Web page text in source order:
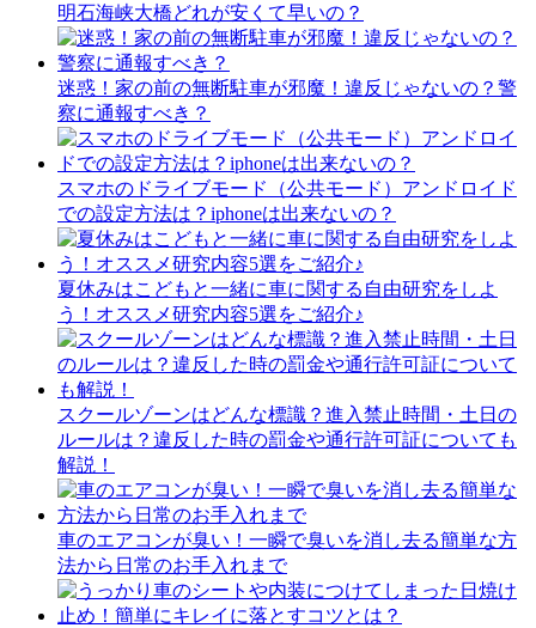
明石海峡大橋どれが安くて早いの？
迷惑！家の前の無断駐車が邪魔！違反じゃないの？警
察に通報すべき？
スマホのドライブモード（公共モード）アンドロイド
での設定方法は？iphoneは出来ないの？
夏休みはこどもと一緒に車に関する自由研究をしよ
う！オススメ研究内容5選をご紹介♪
スクールゾーンはどんな標識？進入禁止時間・土日の
ルールは？違反した時の罰金や通行許可証についても
解説！
車のエアコンが臭い！一瞬で臭いを消し去る簡単な方
法から日常のお手入れまで